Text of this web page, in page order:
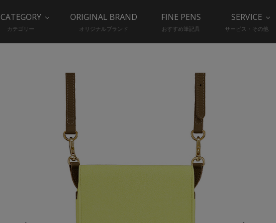
CATEGORY
カテゴリー
ORIGINAL BRAND
オリジナルブランド
FINE PENS
おすすめ筆記具
SERVICE
サービス・その他